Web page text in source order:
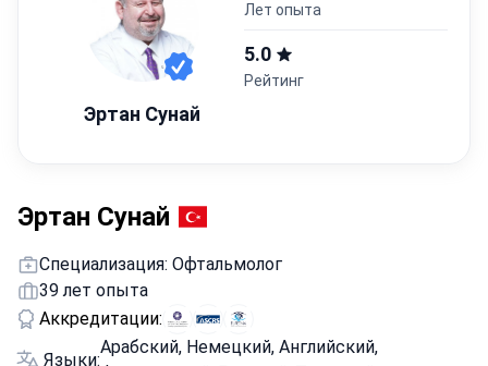
Эртан Сунай
лет опыта
5.0
Рейтинг
Эртан Сунай
Специализация: Офтальмолог
39 лет опыта
Аккредитации:
Языки:
Арабский, Немецкий, Английский,